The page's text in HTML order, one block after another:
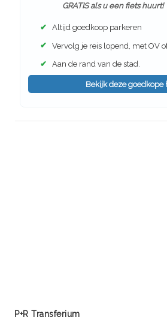
GRATIS als u een fiets huurt!
✔ Altijd goedkoop parkeren
✔ Vervolg je reis lopend, met OV
✔ Aan de rand van de stad.
Bekijk deze goedkope
P+R Transferium